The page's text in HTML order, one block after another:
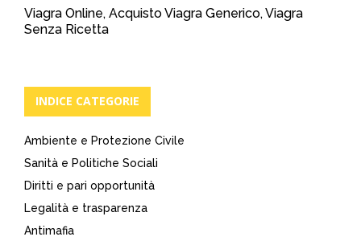
Viagra Online, Acquisto Viagra Generico, Viagra
Senza Ricetta
INDICE CATEGORIE
Ambiente e Protezione Civile
Sanità e Politiche Sociali
Diritti e pari opportunità
Legalità e trasparenza
Antimafia